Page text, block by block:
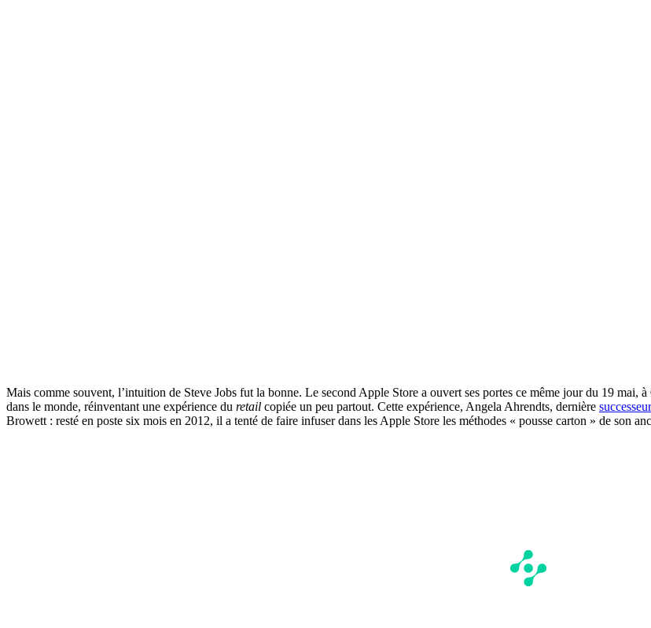
Mais comme souvent, l’intuition de Steve Jobs fut la bonne. Le second Apple Store a ouvert ses portes ce même jour du 19
dans le monde, réinventant une expérience du retail copiée un peu partout. Cette expérience, Angela Ahrendts, dernière
Browett : resté en poste six mois en 2012, il a tenté de faire infuser dans les Apple Store les méthodes « pousse carton » de son